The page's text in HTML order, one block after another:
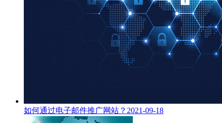
如何通过电子邮件推广网站？ 2021-09-18